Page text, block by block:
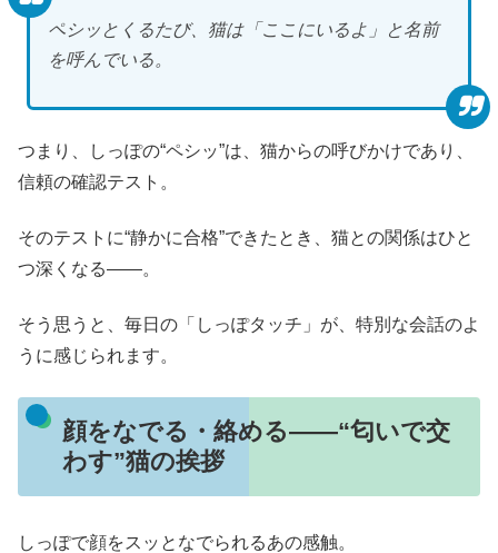
ペシッとくるたび、猫は「ここにいるよ」と名前
を呼んでいる。
つまり、しっぽの“ペシッ”は、猫からの呼びかけであり、
信頼の確認テスト。
そのテストに“静かに合格”できたとき、猫との関係はひと
つ深くなる――。
そう思うと、毎日の「しっぽタッチ」が、特別な会話のよ
うに感じられます。
顔をなでる・絡める――“匂いで交
わす”猫の挨拶
しっぽで顔をスッとなでられるあの感触。